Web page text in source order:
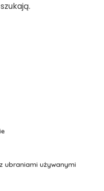
ubraniami używanymi